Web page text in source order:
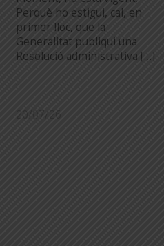
Perquè ho estigui, cal, en
primer lloc, que la
Generalitat publiqui una
Resolució administrativa […]
...
20/07/26